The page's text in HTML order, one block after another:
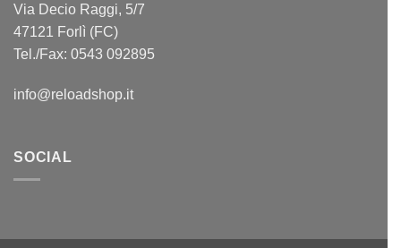
Via Decio Raggi, 5/7
47121 Forlì (FC)
Tel./Fax: 0543 092895
info@reloadshop.it
SOCIAL